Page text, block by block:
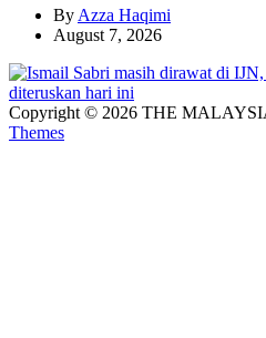
By Azza Haqimi
August 7, 2026
Copyright © 2026 THE
Themes